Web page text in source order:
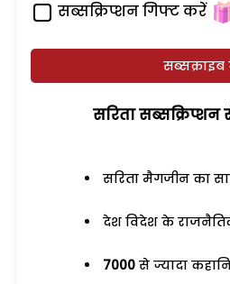
सब्सक्रिप्शन गिफ्ट करें
सरिता
सरिता मैगजीन का
देश विदेश के
7000 से ज्यादा